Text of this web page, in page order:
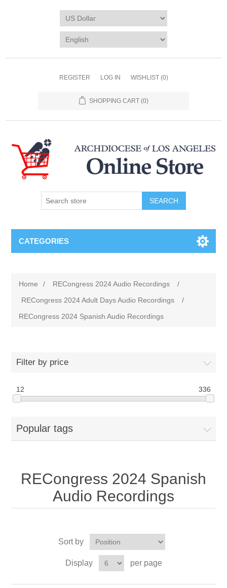
REGISTER LOG IN WISHLIST (0)
SHOPPING CART (0)
SEARCH
CATEGORIES
Home / RECongress 2024 Audio Recordings
/
RECongress 2024 Adult Days Audio Recordings
/
RECongress 2024 Spanish Audio Recordings
Filter by price
12 336
Popular tags
RECongress 2024 Spanish
Audio Recordings
Sort by
Display per page